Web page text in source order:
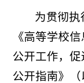
为贯彻
《高等学校
公开工作，
公开指南》